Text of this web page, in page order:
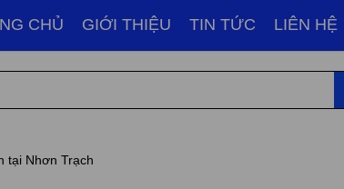
CHỦ GIỚI THIỆU TIN TỨC LIÊN HỆ
tại Nhơn Trạch